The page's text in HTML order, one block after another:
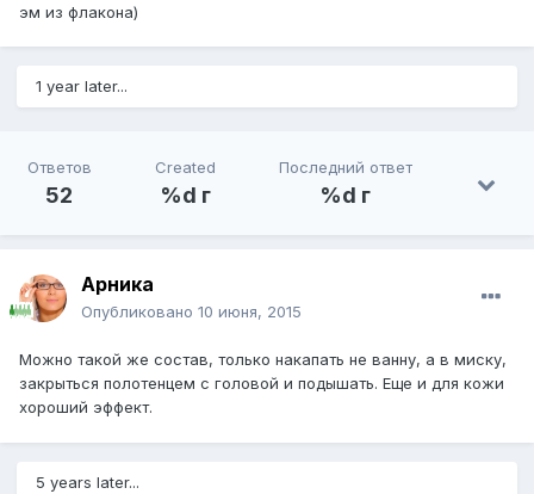
эм из флакона)
1 year later...
Ответов
52
Created
%d г
Последний ответ
%d г
Арника
Опубликовано 10 июня, 2015
Можно такой же состав, только накапать не ванну, а в миску,
закрыться полотенцем с головой и подышать. Еще и для кожи
хороший эффект.
5 years later...